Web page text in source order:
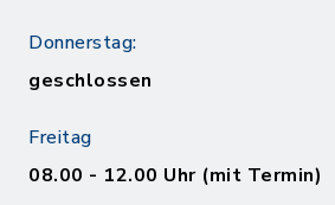
Donnerstag:
geschlossen
Freitag
08.00 - 12.00 Uhr (mit Termin)